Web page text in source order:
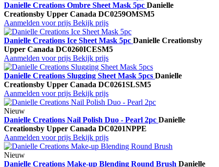
Danielle Creations Ombre Sheet Mask 5pc Danielle
Creationsby Upper Canada DC0259OMSM5
Aanmelden voor prijs Bekijk prijs
Danielle Creations Ice Sheet Mask 5pc Danielle Creationsby
Upper Canada DC0260ICESM5
Aanmelden voor prijs Bekijk prijs
Danielle Creations Slugging Sheet Mask 5pcs Danielle
Creationsby Upper Canada DC0261SLSM5
Aanmelden voor prijs Bekijk prijs
Nieuw
Danielle Creations Nail Polish Duo - Pearl 2pc Danielle
Creationsby Upper Canada DC0201NPPE
Aanmelden voor prijs Bekijk prijs
Nieuw
Danielle Creations Make-up Blending Round Brush Danielle